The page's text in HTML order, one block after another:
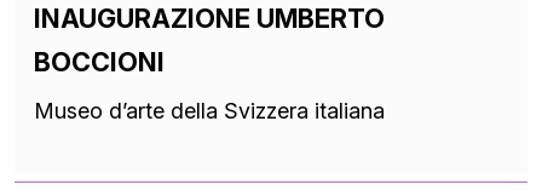
INAUGURAZIONE UMBERTO
BOCCIONI
Museo d’arte della Svizzera italiana